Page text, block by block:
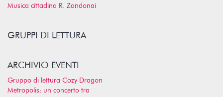
Musica cittadina R. Zandonai
GRUPPI DI LETTURA
ARCHIVIO EVENTI
Gruppo di lettura Cozy Dragon
Metropolis: un concerto tra